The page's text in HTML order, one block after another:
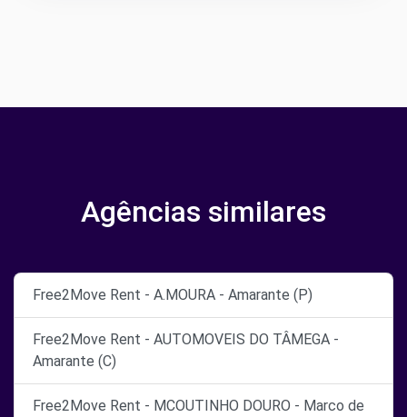
Agências similares
Free2Move Rent - A.MOURA - Amarante (P)
Free2Move Rent - AUTOMOVEIS DO TÂMEGA -
Amarante (C)
Free2Move Rent - MCOUTINHO DOURO - Marco de